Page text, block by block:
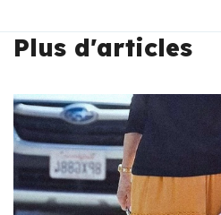
Plus d'articles